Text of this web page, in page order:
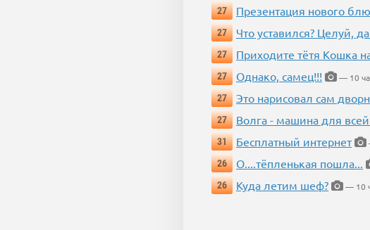
27
Презентация нового
27
Что уставился? Целуй,
27
Приходите тётя Кошка
27
Однако, самец!!!
— 10
27
Это нарисовал сам
27
Волга - машина для
31
Бесплатный интернет
26
О....тёпленькая пошла...
26
Куда летим шеф? — 10